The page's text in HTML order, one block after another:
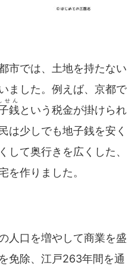
市では、土地を持たない
ました。例えば、京都で
銭
せん
という税金が掛けられ
は少しでも地子銭を安く
して奥行きを広くした、
を作りました。
人口を増やして商業を盛
免除、江戸263年間を通